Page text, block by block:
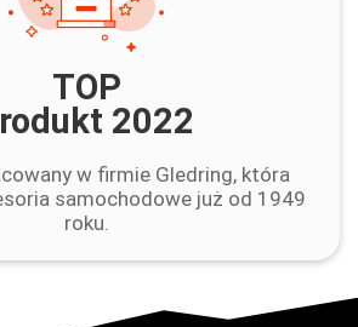
TOP
2022
w firmie Gledring, która
samochodowe już od 1949
roku.